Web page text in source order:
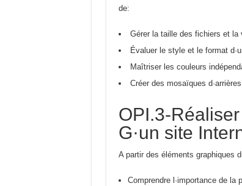
de:
Gérer la taille des fichiers et la
Évaluer le style et le format
Maîtriser les couleurs
Créer des mosaïques
OPI.3-
G·un site
A partir des éléments graphiques
Comprendre l·importance de la